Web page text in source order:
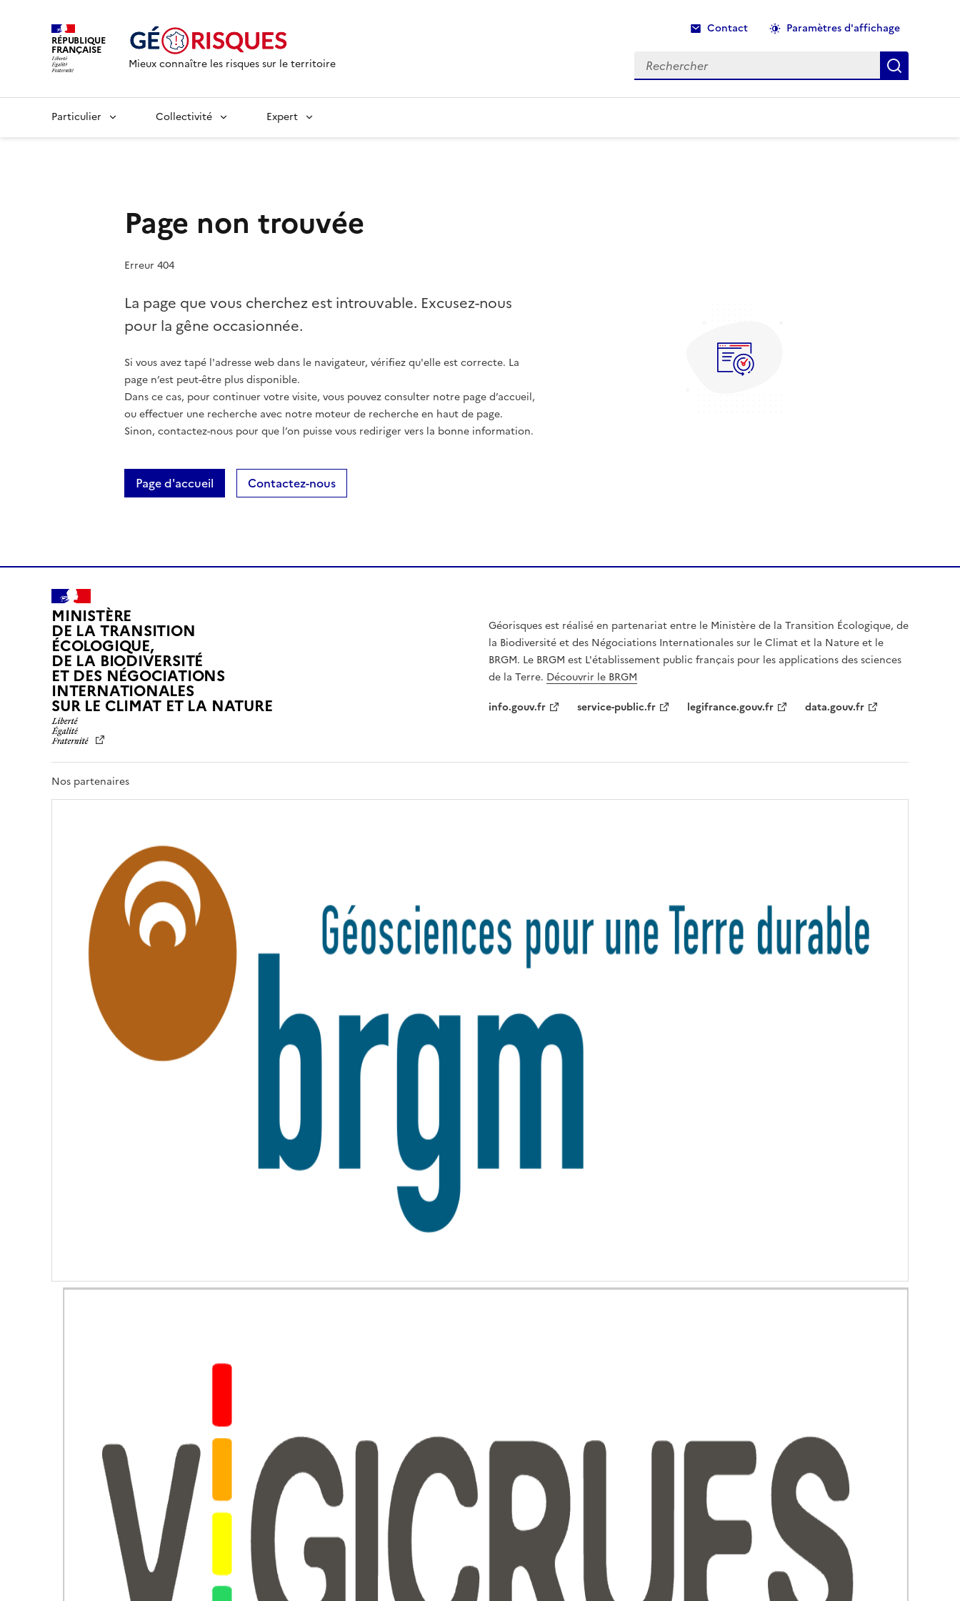
RÉPUBLIQUE
FRANÇAISE
Mieux connaître les risques sur le territoire
Contact Paramètres d'affichage
Rechercher Recherche
Particulier Collectivité Expert
Page non trouvée
Erreur 404
La page que vous cherchez est introuvable. Excusez-nous
pour la gêne occasionnée.
Si vous avez tapé l'adresse web dans le navigateur, vérifiez qu'elle est correcte. La
page n’est peut-être plus disponible.
Dans ce cas, pour continuer votre visite, vous pouvez consulter notre page d’accueil,
ou effectuer une recherche avec notre moteur de recherche en haut de page.
Sinon, contactez-nous pour que l’on puisse vous rediriger vers la bonne information.
Page d'accueil Contactez-nous
MINISTÈRE
DE LA TRANSITION
ÉCOLOGIQUE,
DE LA BIODIVERSITÉ
ET DES NÉGOCIATIONS
INTERNATIONALES
SUR LE CLIMAT ET LA NATUREL
R
É
R
R
N
T
Géorisques est réalisé en partenariat entre le Ministère de la Transition Écologique, de
la Biodiversité et des Négociations Internationales sur le Climat et la Nature et le
BRGM. Le BRGM est L'établissement public français pour les applications des sciences
de la Terre. Découvrir le BRGM
info.gouv.fr
service-public.fr legifrance.gouv.fr data.gouv.fr
Nos partenaires